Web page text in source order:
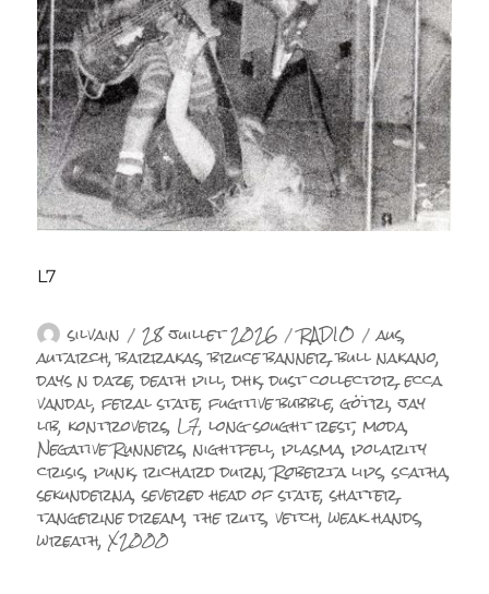
L7
Auteur
silvain Publié
le
28 juillet 2026 Catégories
RADIO Étiquettes
aus,
autarch,barrakas,bruce banner,bull nakano,
days n daze,death pill,dhk,dust collector,ecca
vandal,feral state,fugitive bubble,götri,jay
lib, kontrovers, L7,long sought rest,moda,
Negative Runners,nightfell,plasma,polarity
crisis,punk,richard durn,Roberta lips,scatha,
sekunderna,severed head of state,shatter,
tangerine dream,the ruts,vetch,weak hands,
wreath,X2000